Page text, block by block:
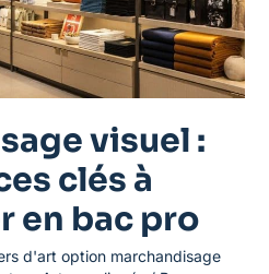
visuel :
clés à
en bac pro
d'art option marchandisage